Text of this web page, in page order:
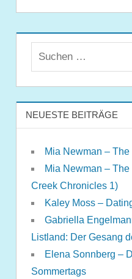
NEUESTE BEITRÄGE
Mia Newman –
Mia Newman – The
Creek Chronicles 1)
Kaley Moss –
Gabriella
Listland: Der Gesang
Elena Sonnberg –
Sommertags